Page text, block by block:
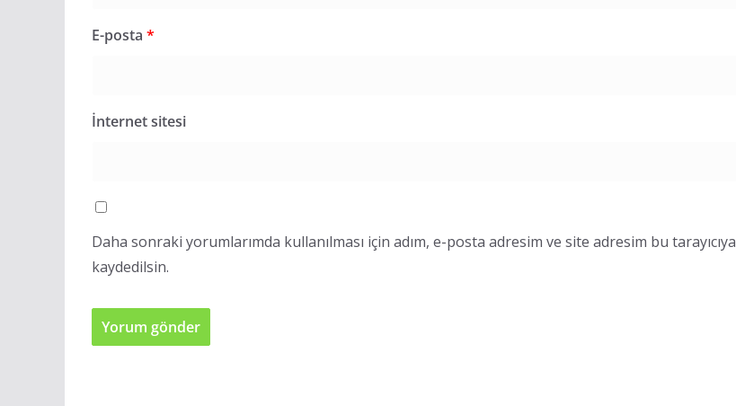
E-posta *
İnternet sitesi
Daha sonraki yorumlarımda kullanılması için adım, e-posta adresim ve site adresim bu tarayıcıya
kaydedilsin.